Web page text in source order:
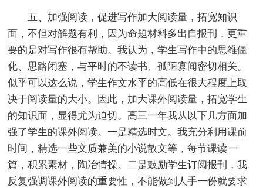
五、加强阅读，促进写作加大阅读量，拓宽知识
面，不但对解题有利，因为命题材料多出自报刊，更重
要的是对写作很有帮助。我认为，学生写作中的思维僵
化、思路闭塞，与平时的不读书、孤陋寡闻密切相关。
似乎可以这么说，学生作文水平的高低在很大程度上取
决于阅读量的大小。因此，加大课外阅读量，拓宽学生
的知识面，显得尤为迫切。高三一年我从以下几方面加
强了学生的课外阅读。一是精选时文。我充分利用课前
时间，精选一些文质兼美的小说散文等，每节课读一
篇，积累素材，陶冶情操。二是鼓励学生订阅报刊，我
反复强调课外阅读的重要性，不能做到人手一份就要求